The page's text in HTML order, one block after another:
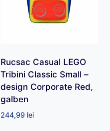
Rucsac Casual LEGO
Tribini Classic Small –
design Corporate Red,
galben
244,99 lei